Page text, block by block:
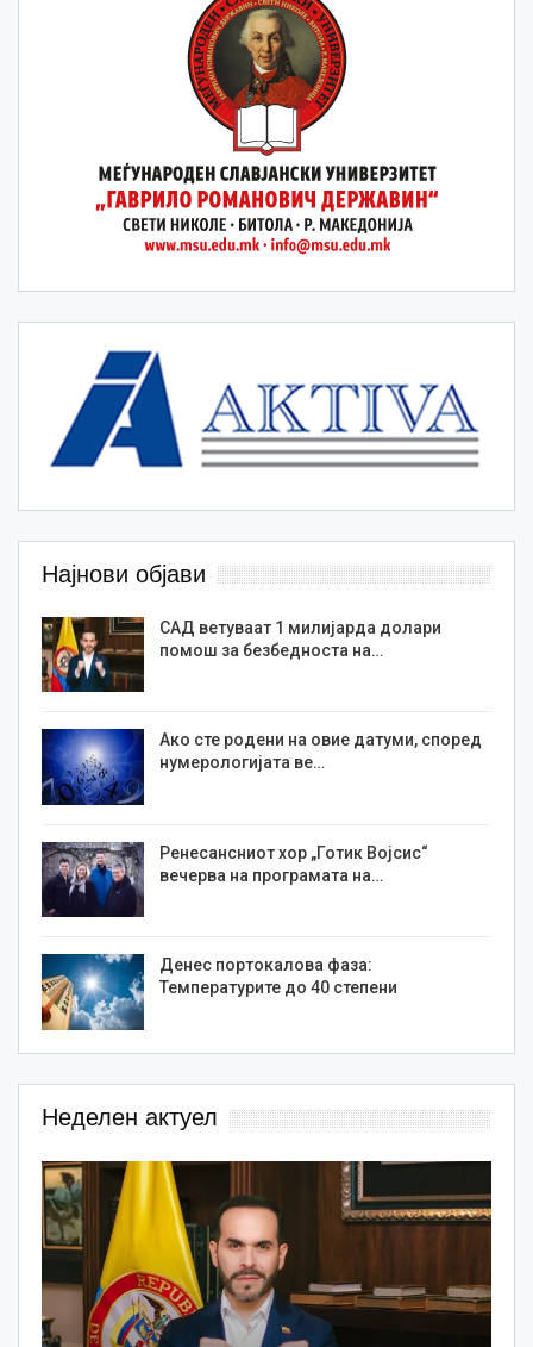
Најнови објави
САД ветуваат 1 милијарда долари
помош за безбедноста на…
Ако сте родени на овие датуми, според
нумерологијата ве…
Ренесансниот хор „Готик Војсис“
вечерва на програмата на…
Денес портокалова фаза:
Температурите до 40 степени
Неделен актуел